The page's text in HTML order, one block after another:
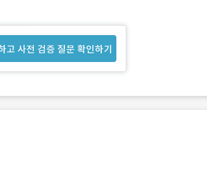
고 사전 검증 질문 확인하기